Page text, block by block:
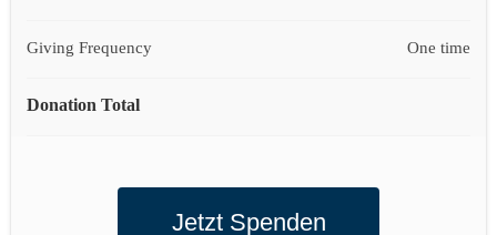
Giving Frequency One time
Donation Total